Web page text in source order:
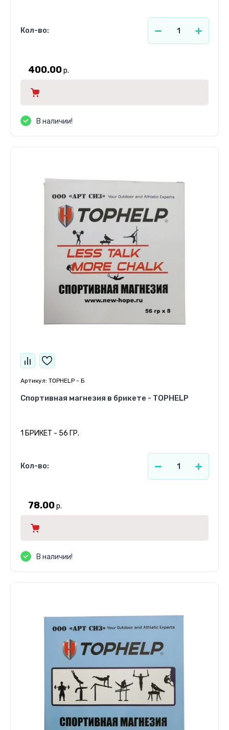
Кол-во:
400.00р.
В наличии!
Артикул: TOPHELP - Б
Спортивная магнезия в брикете - TOPHELP
1 БРИКЕТ - 56 ГР.
Кол-во:
78.00р.
В наличии!